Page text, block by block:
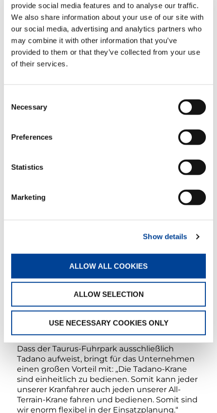
provide social media features and to analyse our traffic.
We also share information about your use of our site with
our social media, advertising and analytics partners who
may combine it with other information that you’ve
provided to them or that they’ve collected from your use
of their services.
Selection
Necessary
Preferences
Statistics
Marketing
Show details
ALLOW ALL COOKIES
ALLOW SELECTION
USE NECESSARY COOKIES ONLY
Darüber hinaus bietet der ATF-220-5.1 die
Annehmlichkeiten der neuen Tadano-ATF-
Generation. Die neuentwickelten Mercedes-
Benz-Motoren entsprechen nun der
Emissionsklasse EU Stage V für mobile
Arbeitsmaschinen und somit der neuesten
Motorenkonzept sei Dank. In Verbindung mit
dem neuen Getriebe und intelligenten
Features wie Berganfahrassistent,
Fahrprogramme freuen. Somit ist der Kran
komfortabler im Einsatz und sparsamer im
Aber warum setzt Taurus so konsequent auf
Tadano? „Wir haben großes Vertrauen zu
Tadano: in die Beratung durch unseren
Ansprechpartner Hans Asam, in den Service
erstklassige Krantechnik sowieso. Und das
Preis-Leistungsverhältnis passt für uns auch“,
erläutert Beitschek. Auch die Zuverlässigkeit
ist ein großes Plus der Tadano-Krane, so der
Taurus-Geschäftsführer.
Dass der Taurus-Fuhrpark ausschließlich
Tadano aufweist, bringt für das Unternehmen
einen großen Vorteil mit: „Die Tadano-Krane
sind einheitlich zu bedienen. Somit kann jeder
unserer Kranfahrer auch jeden unserer All-
Terrain-Krane fahren und bedienen. Somit sind
wir enorm flexibel in der Einsatzplanung.“